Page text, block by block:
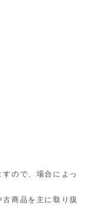
すので、場合によっ
古商品を主に取り扱